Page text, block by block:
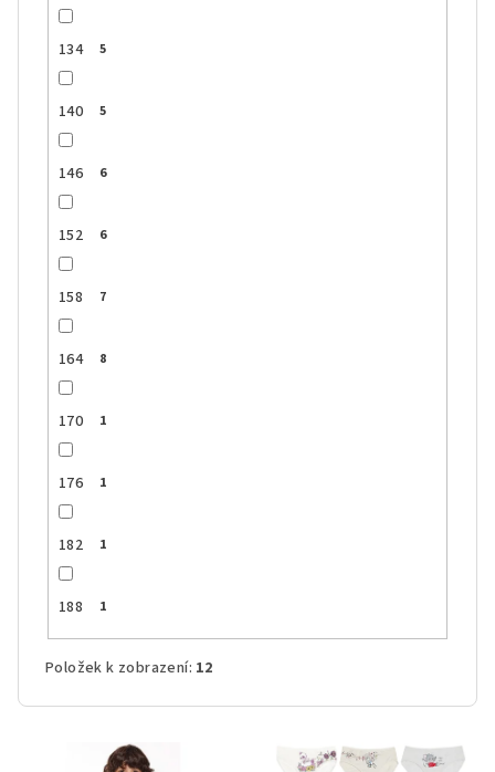
134 5
140 5
146 6
152 6
158 7
164 8
170 1
176 1
182 1
188 1
Položek k zobrazení: 12